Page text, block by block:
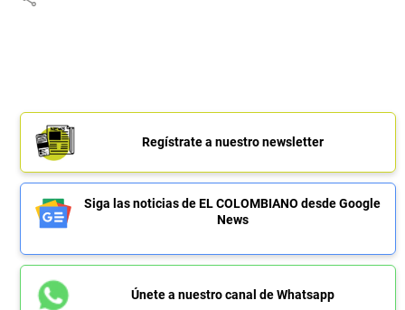
Regístrate a nuestro newsletter
Siga las noticias de EL COLOMBIANO desde Google
News
Únete a nuestro canal de Whatsapp